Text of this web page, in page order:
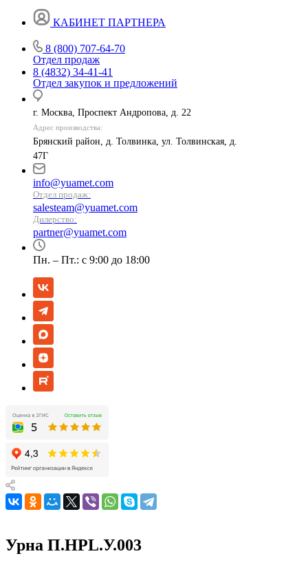
КАБИНЕТ ПАРТНЕРА
8 (800) 707-64-70
Отдел продаж
8 (4832) 34-41-41
Отдел закупок и предложений
г. Москва, Проспект Андропова, д. 22
Адрес производства:
Брянский район, д. Толвинка, ул. Толвинская, д.
47Г
info@yuamet.com
Отдел продаж:
salesteam@yuamet.com
Дилерство:
partner@yuamet.com
Пн. – Пт.: с 9:00 до 18:00
Урна П.НРL.У.003